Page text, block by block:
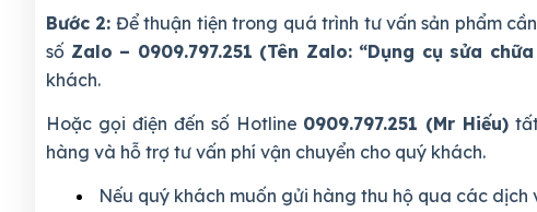
Bước 2: Để thuận tiện trong quá trình tư vấn sản phẩm
số Zalo – 0909.797.251 (Tên Zalo: “Dụng cụ sửa
khách.
Hoặc gọi điện đến số Hotline 0909.797.251 (Mr Hiếu)
hàng và hỗ trợ tư vấn phí vận chuyển cho quý khách.
Nếu quý khách muốn gửi hàng thu hộ qua các dịch